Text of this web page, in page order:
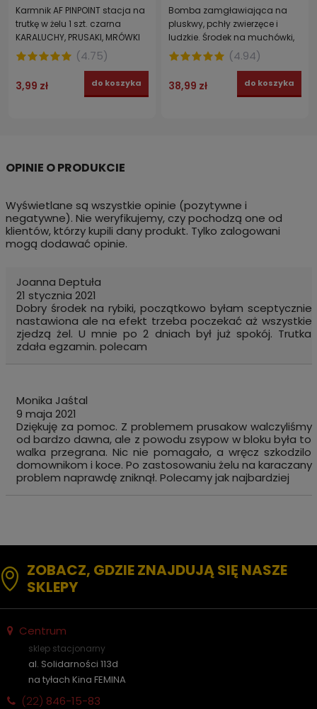
Karmnik AF PINPOINT stacja na
trutkę w żelu 1 szt. czarna
KARALUCHY, PRUSAKI, MRÓWKI
(4.75)
3,99 zł do koszyka
Bomba zamgławiająca na
pluskwy, pchły zwierzęce i
ludzkie. Środek na muchówki,
komary, karaczany i pająki
4INSECT BOMB STRONG 400 ml
(4.94)
38,99 zł do koszyka
Wyświetlane są wszystkie opinie (pozytywne i
negatywne). Nie weryfikujemy, czy pochodzą one od
klientów, którzy kupili dany produkt. Tylko zalogowani
mogą dodawać opinie.
Joanna Deptuła
21 stycznia 2021
Dobry środek na rybiki, początkowo byłam sceptycznie
nastawiona ale na efekt trzeba poczekać aż wszystkie
zjedzą żel. U mnie po 2 dniach był już spokój. Trutka
zdała egzamin. polecam
Monika Jaśtal
9 maja 2021
Dziękuję za pomoc. Z problemem prusakow walczyliśmy
od bardzo dawna, ale z powodu zsypow w bloku była to
walka przegrana. Nic nie pomagało, a wręcz szkodzilo
domownikom i koce. Po zastosowaniu żelu na karaczany
problem naprawdę zniknął. Polecamy jak najbardziej
ZOBACZ, GDZIE ZNAJDUJĄ SIĘ NASZE
SKLEPY
Centrum
sklep stacjonarny
al. Solidarności 113d
na tyłach Kina FEMINA
(22) 846-15-83